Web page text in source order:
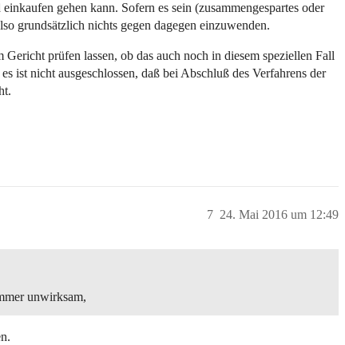
gehen kann. Sofern es sein (zusammengespartes oder
grundsätzlich nichts gegen dagegen einzuwenden.
prüfen lassen, ob das auch noch in diesem speziellen Fall
ist nicht ausgeschlossen, daß bei Abschluß des Verfahrens der
24. Mai 2016 um 12:49
7
unwirksam,